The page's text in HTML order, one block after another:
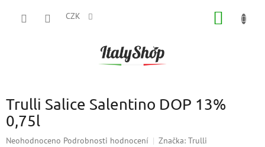
CZK
Trulli Salice Salentino DOP 13%
0,75l
Průměrné
Neohodnoceno Podrobnosti hodnocení Značka: Trulli